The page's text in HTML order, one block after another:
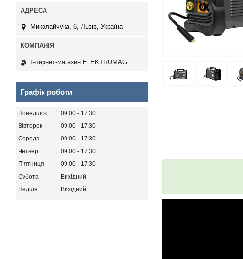
Миколайчука, 6, Львів, Україна
Інтернет-магазин ELEKTROMAG
Графік роботи
Понеділок 09:00
17:30
Вівторок
09:00
17:30
Середа
09:00
17:30
Четвер
09:00
17:30
Пʼятниця
09:00
17:30
Субота
Вихідний
Неділя
Вихідний